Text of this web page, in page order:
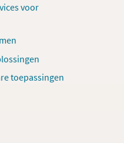
voor
toepassingen